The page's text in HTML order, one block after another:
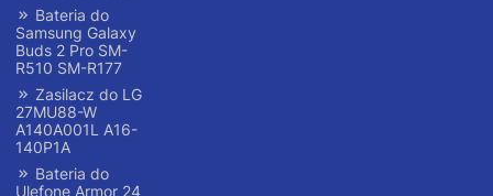
Bateria do
Samsung Galaxy
Buds 2 Pro SM-
R510 SM-R177
Zasilacz do LG
27MU88-W
A140A001L A16-
140P1A
Bateria do
Ulefone Armor 24